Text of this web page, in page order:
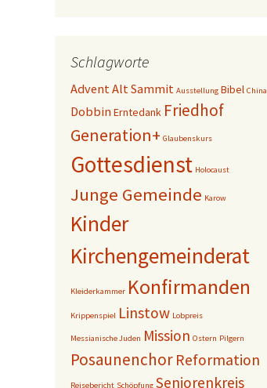
Schlagworte
AdventAlt Sammit Ausstellung Bibel China
Dobbin Erntedank Friedhof
Generation+ Glaubenskurs
Gottesdienst Holocaust
Junge Gemeinde Karow
Kinder
Kirchengemeinderat
Kleiderkammer Konfirmanden
Krippenspiel Linstow Lobpreis
Messianische Juden Mission Ostern Pilgern
Posaunenchor Reformation
Reisebericht Schöpfung Seniorenkreis